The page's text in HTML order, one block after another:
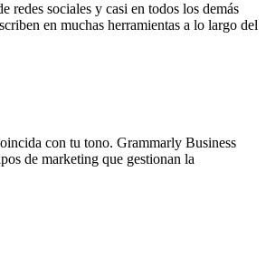
sociales y casi en todos los demás
en muchas herramientas a lo largo del
con tu tono. Grammarly Business
de marketing que gestionan la